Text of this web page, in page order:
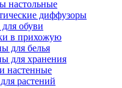
настольные
диффузоры
обуви
в прихожую
для белья
для хранения
настенные
растений